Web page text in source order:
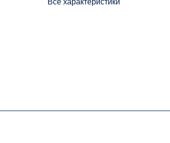
Все характеристики